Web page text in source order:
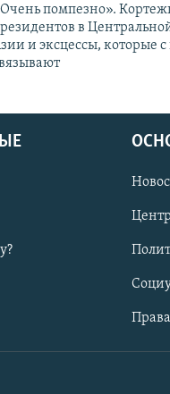
помпезно».
в
и эксцессы, которые